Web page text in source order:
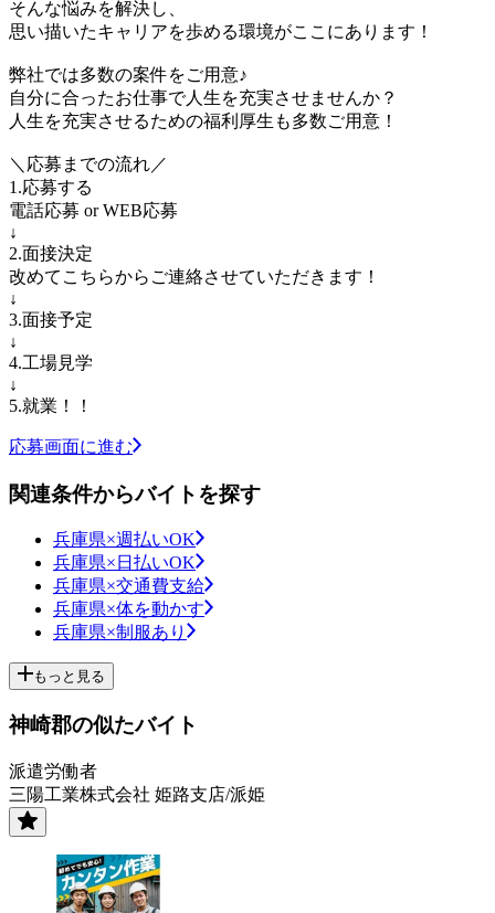
そんな悩みを解決し、
思い描いたキャリアを歩める環境がここにあります！
弊社では多数の案件をご用意♪
自分に合ったお仕事で人生を充実させませんか？
人生を充実させるための福利厚生も多数ご用意！
＼応募までの流れ／
1.応募する
電話応募 or WEB応募
↓
2.面接決定
改めてこちらからご連絡させていただきます！
↓
3.面接予定
↓
4.工場見学
↓
5.就業！！
応募画面に進む
関連条件からバイトを探す
兵庫県×週払いOK
兵庫県×日払いOK
兵庫県×交通費支給
兵庫県×体を動かす
兵庫県×制服あり
もっと見る
神崎郡の似たバイト
派遣労働者
三陽工業株式会社 姫路支店/派姫